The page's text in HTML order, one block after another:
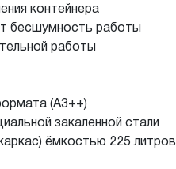
контейнера
бесшумность работы
работы
(А3++)
закаленной стали
ёмкостью 225 литров